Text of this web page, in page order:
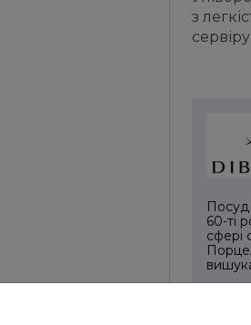
з
Посуд
60-ті
сфері